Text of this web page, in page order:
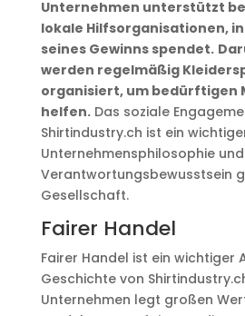
Unternehmen unterstützt
lokale Hilfsorganisationen,
seines Gewinns spendet.
werden regelmäßig
organisiert, um bedürftigen
helfen.Das soziale
Shirtindustry.ch ist ein
Unternehmensphilosophie
Verantwortungsbewusstsein
Gesellschaft.
Fairer Handel
Fairer Handel ist ein wichtiger
Geschichte von
Unternehmen legt großen